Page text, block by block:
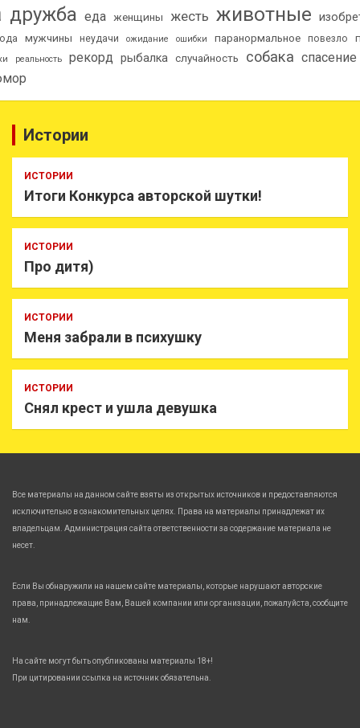
дружба еда женщины жесть животные
мужчины неудачи ожидание ошибки паранормальное повезло
реальность рекорд рыбалка случайность собака спасение
Истории
ИСТОРИИ
Итоги Конкурса авторской шутки!
ИСТОРИИ
Про дитя)
ИСТОРИИ
Меня забрали в психушку
ИСТОРИИ
Снял крест и ушла девушка
Все материалы на данном сайте взяты из открытых источников и предоставляются
исключительно в ознакомительных целях. Права на материалы принадлежат их
владельцам. Администрация сайта ответственности за содержание материала не
несет.
Если Вы обнаружили на нашем сайте материалы, которые нарушают авторские
права, принадлежащие Вам, Вашей компании или организации, пожалуйста, сообщите
нам.
На сайте могут быть опубликованы материалы 18+!
При цитировании ссылка на источник обязательна.